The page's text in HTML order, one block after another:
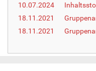
10.07.2024
18.11.2021
18.11.2021